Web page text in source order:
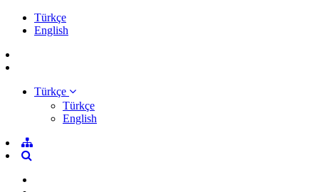
Türkçe
English
Türkçe
Türkçe
English